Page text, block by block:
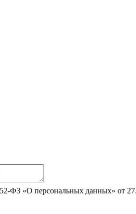
ФЗ «О персональных данных» от